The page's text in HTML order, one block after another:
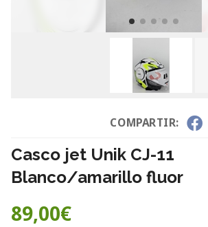
COMPARTIR:
Casco jet Unik CJ-11
Blanco/amarillo fluor
89,00€